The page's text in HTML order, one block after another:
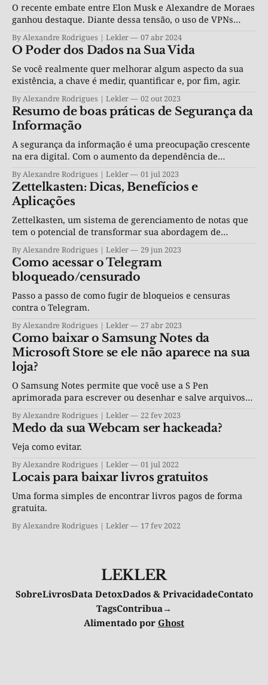
O recente embate entre Elon Musk e Alexandre de Moraes
ganhou destaque. Diante dessa tensão, o uso de VPNs
estratégica para contornar possíveis bloqueios impostos à
plataforma.
By Alexandre Rodrigues | Lekler 07 abr 2024
O Poder dos Dados na Sua Vida
Se você realmente quer melhorar algum aspecto da sua
existência, a chave é medir, quantificar e, por fim, agir.
By Alexandre Rodrigues | Lekler 02 out 2023
Resumo de boas práticas de Segurança da
Informação
A segurança da informação é uma preocupação crescente
na era digital. Com o aumento da dependência de
proteger nossas informações pessoais e profissionais.
By Alexandre Rodrigues | Lekler 01 jul 2023
Zettelkasten: Dicas, Benefícios e
Aplicações
Zettelkasten, um sistema de gerenciamento de notas que
tem o potencial de transformar sua abordagem de
By Alexandre Rodrigues | Lekler 29 jun 2023
Como acessar o Telegram
bloqueado/censurado
Passo a passo de como fugir de bloqueios e censuras
contra o Telegram.
By Alexandre Rodrigues | Lekler 27 abr 2023
Como baixar o Samsung Notes da
Microsoft Store se ele não aparece na sua
loja?
O Samsung Notes permite que você use a S Pen
aprimorada para escrever ou desenhar e salve arquivos
By Alexandre Rodrigues | Lekler 22 fev 2023
Medo da sua Webcam ser hackeada?
Veja como evitar.
By Alexandre Rodrigues | Lekler 01 jul 2022
Locais para baixar livros gratuitos
Uma forma simples de encontrar livros pagos de forma
gratuita.
By Alexandre Rodrigues | Lekler 17 fev 2022
LEKLER
SobreLivrosData DetoxDados & PrivacidadeContato
TagsContribua→
Alimentado por Ghost